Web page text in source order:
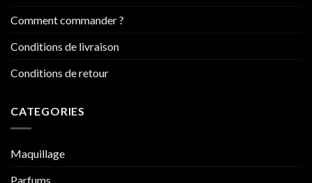
Comment commander ?
Conditions de livraison
Conditions de retour
CATEGORIES
Maquillage
Parfums